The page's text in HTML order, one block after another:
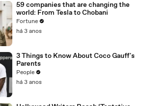
59 companies that are changing the
world: From Tesla to Chobani
Fortune
há 3 anos
3 Things to Know About Coco Gauff's
Parents
People
há 3 anos